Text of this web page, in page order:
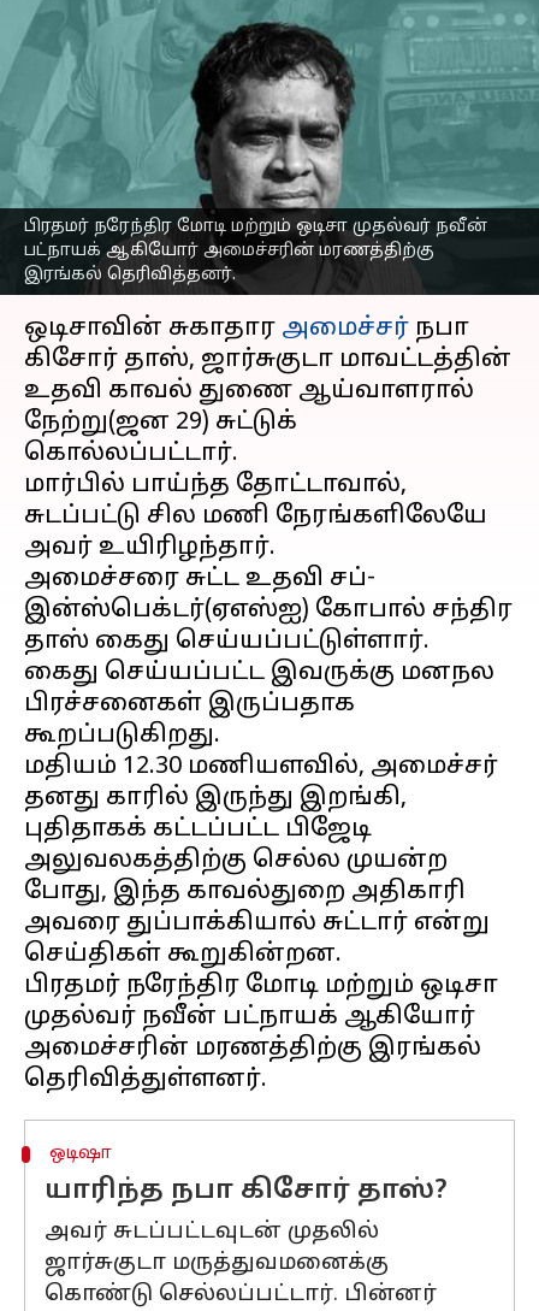
பிரதமர் நரேந்திர மோடி மற்றும் ஒடிசா முதல்வர் நவீன்
பட்நாயக் ஆகியோர் அமைச்சரின் மரணத்திற்கு
இரங்கல் தெரிவித்தனர்.
காவல்துறை
அதிகாரியால் சுட்டுக்
கொல்லப்பட்ட ஒடிசா
அமைச்சர் நபா கிசோர்
தாஸ்
எழுதியவர் Sindhuja SM Jan 30, 2023 03:14 pm
செய்தி முன்னோட்டம்
ஒடிசாவின் சுகாதார அமைச்சர் நபா
கிசோர் தாஸ், ஜார்சுகுடா மாவட்டத்தின்
உதவி காவல் துணை ஆய்வாளரால்
நேற்று(ஜன 29) சுட்டுக்
கொல்லப்பட்டார்.
மார்பில் பாய்ந்த தோட்டாவால்,
சுடப்பட்டு சில மணி நேரங்களிலேயே
அவர் உயிரிழந்தார்.
அமைச்சரை சுட்ட உதவி சப்-
இன்ஸ்பெக்டர்(ஏஎஸ்ஐ) கோபால் சந்திர
தாஸ் கைது செய்யப்பட்டுள்ளார்.
கைது செய்யப்பட்ட இவருக்கு மனநல
பிரச்சனைகள் இருப்பதாக
கூறப்படுகிறது.
மதியம் 12.30 மணியளவில், அமைச்சர்
தனது காரில் இருந்து இறங்கி,
புதிதாகக் கட்டப்பட்ட பிஜேடி
அலுவலகத்திற்கு செல்ல முயன்ற
போது, ​​இந்த காவல்துறை அதிகாரி
அவரை துப்பாக்கியால் சுட்டார் என்று
செய்திகள் கூறுகின்றன.
பிரதமர் நரேந்திர மோடி மற்றும் ஒடிசா
முதல்வர் நவீன் பட்நாயக் ஆகியோர்
அமைச்சரின் மரணத்திற்கு இரங்கல்
ஒடிஷா
யாரிந்த நபா கிசோர் தாஸ்?
அவர் சுடப்பட்டவுடன் முதலில்
ஜார்சுகுடா மருத்துவமனைக்கு
கொண்டு செல்லப்பட்டார். பின்னர்